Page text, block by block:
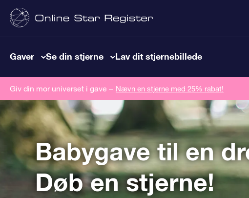
Gaver Se din stjerne Lav dit stjernebillede
Giv din mor universet i gave – Nævn en stjerne med 25% rabat!
Babygave til en
Døb en stjerne!